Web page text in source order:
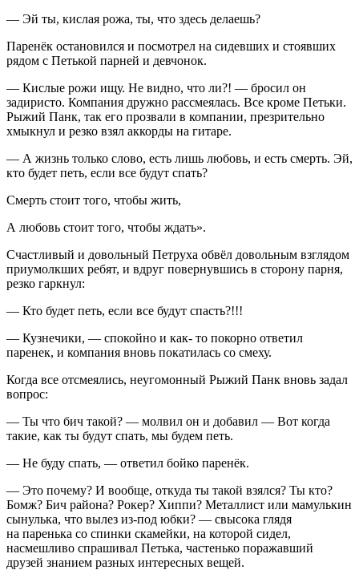
— Эй ты, кислая рожа, ты, что здесь делаешь?
Паренёк остановился и посмотрел на сидевших и стоявших
рядом с Петькой парней и девчонок.
— Кислые рожи ищу. Не видно, что ли?! — бросил он
задиристо. Компания дружно рассмеялась. Все кроме Петьки.
Рыжий Панк, так его прозвали в компании, презрительно
хмыкнул и резко взял аккорды на гитаре.
— А жизнь только слово, есть лишь любовь, и есть смерть. Эй,
кто будет петь, если все будут спать?
Смерть стоит того, чтобы жить,
А любовь стоит того, чтобы ждать».
Счастливый и довольный Петруха обвёл довольным взглядом
приумолкших ребят, и вдруг повернувшись в сторону парня,
резко гаркнул:
— Кто будет петь, если все будут спасть?!!!
— Кузнечики, — спокойно и как- то покорно ответил
паренек, и компания вновь покатилась со смеху.
Когда все отсмеялись, неугомонный Рыжий Панк вновь задал
вопрос:
— Ты что бич такой? — молвил он и добавил — Вот когда
такие, как ты будут спать, мы будем петь.
— Не буду спать, — ответил бойко паренёк.
— Это почему? И вообще, откуда ты такой взялся? Ты кто?
Бомж? Бич района? Рокер? Хиппи? Металлист или мамулькин
сынулька, что вылез из-под юбки? — свысока глядя
на паренька со спинки скамейки, на которой сидел,
насмешливо спрашивал Петька, частенько поражавший
друзей знанием разных интересных вещей.